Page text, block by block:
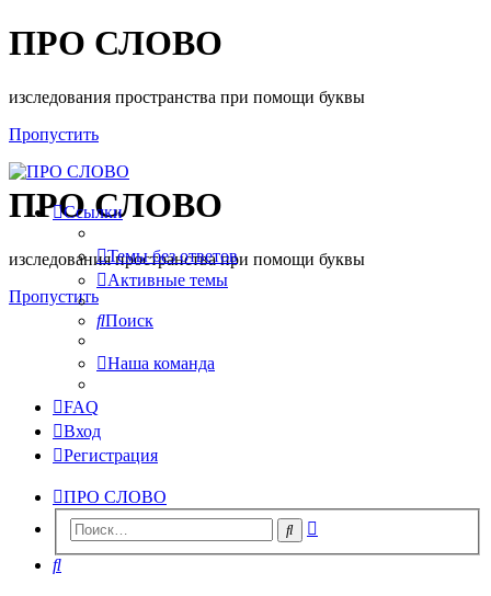
ПРО СЛОВО
изследования пространства при помощи буквы
Пропустить
ПРО СЛОВО
изследования пространства при помощи буквы
Пропустить
Ссылки
Темы без ответов
Активные темы
Поиск
Наша команда
FAQ
Вход
Регистрация
ПРО СЛОВО
Поиск
Поиск